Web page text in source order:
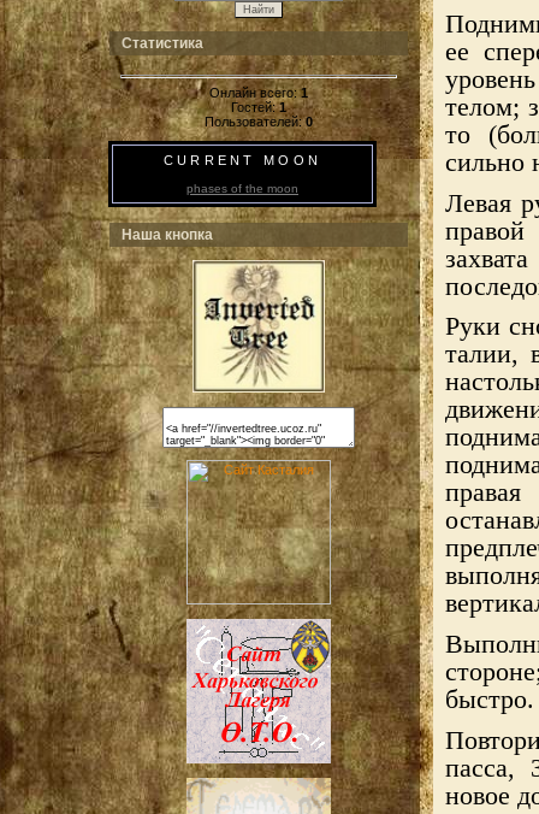
Статистика
Онлайн всего:1
Гостей:1
Пользователей:0
CURRENT MOON
phases of the moon
Наша кнопка
ее
телом;
то
сильно
Левая
Руки
талии,
быстро.
пасса,
новое